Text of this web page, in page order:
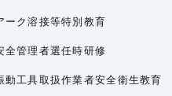
ーク溶接等特別教育
全管理者選任時研修
動工具取扱作業者安全衛生教育